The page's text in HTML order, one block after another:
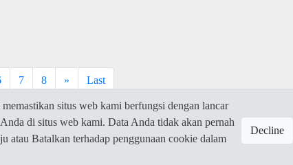
7 8 » Last
situs web kami berfungsi dengan lancar
di situs web kami. Data Anda tidak akan pernah
atau Batalkan terhadap penggunaan cookie dalam
Decline
-Privacy Policy